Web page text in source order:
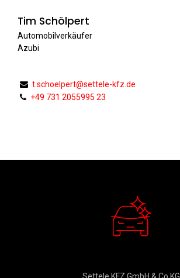
Tim Schölpert
Automobilverkäufer
Azubi
t.schoelpert@settele-kfz.de
+49 731 2055995 23